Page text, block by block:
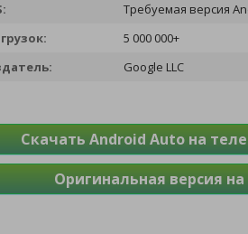
Требуемая версия
5 000 000+
Google LLC
Скачать Android Auto на
Оригинальная версия на